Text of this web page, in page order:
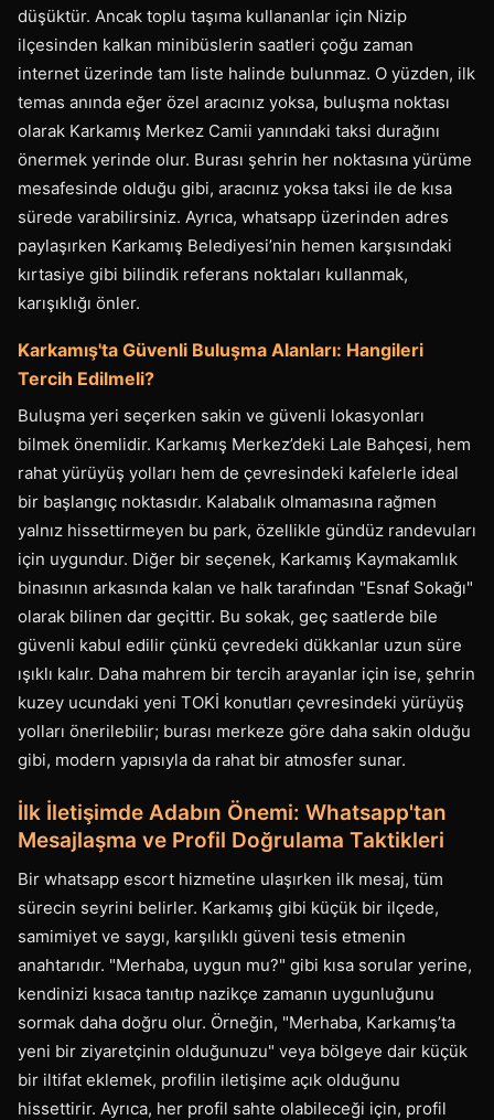
düşüktür. Ancak toplu taşıma kullananlar için Nizip
ilçesinden kalkan minibüslerin saatleri çoğu zaman
internet üzerinde tam liste halinde bulunmaz. O yüzden, ilk
temas anında eğer özel aracınız yoksa, buluşma noktası
olarak Karkamış Merkez Camii yanındaki taksi durağını
önermek yerinde olur. Burası şehrin her noktasına yürüme
mesafesinde olduğu gibi, aracınız yoksa taksi ile de kısa
sürede varabilirsiniz. Ayrıca, whatsapp üzerinden adres
paylaşırken Karkamış Belediyesi’nin hemen karşısındaki
kırtasiye gibi bilindik referans noktaları kullanmak,
karışıklığı önler.
Karkamış'ta Güvenli Buluşma Alanları: Hangileri
Tercih Edilmeli?
Buluşma yeri seçerken sakin ve güvenli lokasyonları
bilmek önemlidir. Karkamış Merkez’deki Lale Bahçesi, hem
rahat yürüyüş yolları hem de çevresindeki kafelerle ideal
bir başlangıç noktasıdır. Kalabalık olmamasına rağmen
yalnız hissettirmeyen bu park, özellikle gündüz randevuları
için uygundur. Diğer bir seçenek, Karkamış Kaymakamlık
binasının arkasında kalan ve halk tarafından "Esnaf Sokağı"
olarak bilinen dar geçittir. Bu sokak, geç saatlerde bile
güvenli kabul edilir çünkü çevredeki dükkanlar uzun süre
ışıklı kalır. Daha mahrem bir tercih arayanlar için ise, şehrin
kuzey ucundaki yeni TOKİ konutları çevresindeki yürüyüş
yolları önerilebilir; burası merkeze göre daha sakin olduğu
gibi, modern yapısıyla da rahat bir atmosfer sunar.
İlk İletişimde Adabın Önemi: Whatsapp'tan
Mesajlaşma ve Profil Doğrulama Taktikleri
Bir whatsapp escort hizmetine ulaşırken ilk mesaj, tüm
sürecin seyrini belirler. Karkamış gibi küçük bir ilçede,
samimiyet ve saygı, karşılıklı güveni tesis etmenin
anahtarıdır. "Merhaba, uygun mu?" gibi kısa sorular yerine,
kendinizi kısaca tanıtıp nazikçe zamanın uygunluğunu
sormak daha doğru olur. Örneğin, "Merhaba, Karkamış’ta
yeni bir ziyaretçinin olduğunuzu" veya bölgeye dair küçük
bir iltifat eklemek, profilin iletişime açık olduğunu
hissettirir. Ayrıca, her profil sahte olabileceği için, profil